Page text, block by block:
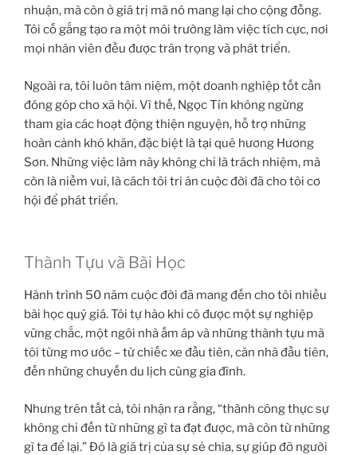
nhuận, mà còn ở giá trị mà nó mang lại cho cộng đồng.
Tôi cố gắng tạo ra một môi trường làm việc tích cực, nơi
mọi nhân viên đều được trân trọng và phát triển.
Ngoài ra, tôi luôn tâm niệm, một doanh nghiệp tốt cần
đóng góp cho xã hội. Vì thế, Ngọc Tín không ngừng
tham gia các hoạt động thiện nguyện, hỗ trợ những
hoàn cảnh khó khăn, đặc biệt là tại quê hương Hương
Sơn. Những việc làm này không chỉ là trách nhiệm, mà
còn là niềm vui, là cách tôi tri ân cuộc đời đã cho tôi cơ
hội để phát triển.
Thành Tựu và Bài Học
Hành trình 50 năm cuộc đời đã mang đến cho tôi nhiều
bài học quý giá. Tôi tự hào khi có được một sự nghiệp
vững chắc, một ngôi nhà ấm áp và những thành tựu mà
tôi từng mơ ước – từ chiếc xe đầu tiên, căn nhà đầu tiên,
đến những chuyến du lịch cùng gia đình.
Nhưng trên tất cả, tôi nhận ra rằng, “thành công thực sự
không chỉ đến từ những gì ta đạt được, mà còn từ những
gì ta để lại.” Đó là giá trị của sự sẻ chia, sự giúp đỡ người